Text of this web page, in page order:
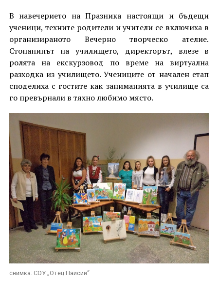
В навечерието на Празника настоящи и бъдещи
ученици, техните родители и учители се включиха в
организираното Вечерно творческо ателие.
Стопанинът на училището, директорът, влезе в
ролята на екскурзовод по време на виртуална
разходка из училището. Учениците от начален етап
споделиха с гостите как заниманията в училище са
го превърнали в тяхно любимо място.
снимка: СОУ „Отец Паисий“